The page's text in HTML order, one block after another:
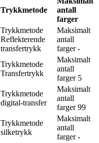
Trykkmetode
antall
farger
Trykkmetode
Reflekterende
transfertrykk
Maksimalt
antall
farger -
Trykkmetode
Transfertrykk
Maksimalt
antall
farger 5
Trykkmetode
digital-transfer
Maksimalt
antall
farger 99
Trykkmetode
silketrykk
Maksimalt
antall
farger -